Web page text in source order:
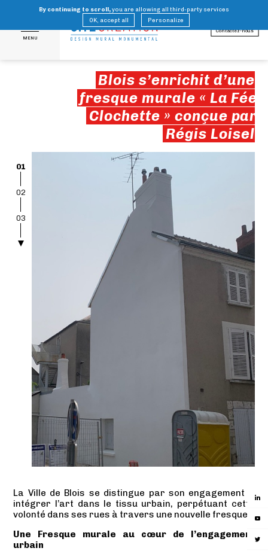
MENU
Contactez-nous
FR
Blois s’enrichit d’une
fresque murale « La Fée
Clochette » conçue par
Régis Loisel
La Ville de Blois se distingue par son engagement à
intégrer l’art dans le tissu urbain, perpétuant cette
volonté dans ses rues à travers une nouvelle fresque.
Une Fresque murale au cœur de l’engagement
urbain
01
02
03
04
By continuing to scroll,you are allowing all third-party services
OK, accept all
Personalize